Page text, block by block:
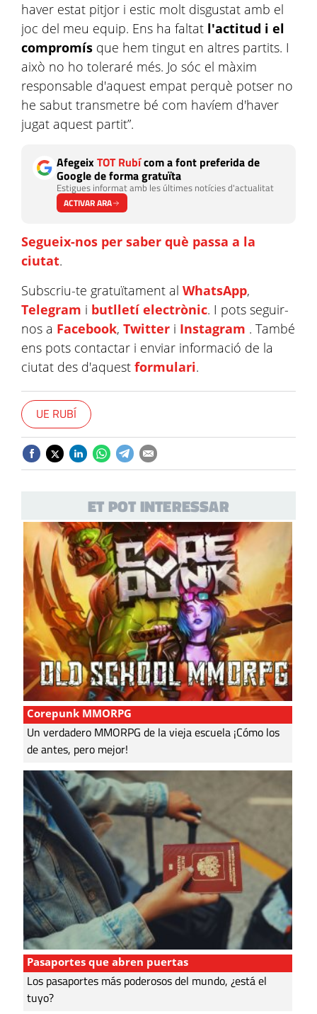
haver estat pitjor i estic molt disgustat amb el
joc del meu equip. Ens ha faltat l'actitud i el
compromís que hem tingut en altres partits. I
això no ho toleraré més. Jo sóc el màxim
responsable d'aquest empat perquè potser no
he sabut transmetre bé com havíem d'haver
jugat aquest partit”.
AfegeixTOT Rubícom a font preferida de
Google de forma gratuïta
Estigues informat amb les últimes notícies d'actualitat
ACTIVAR ARA
Segueix-nos per saber què passa a la
ciutat.
Subscriu-te gratuïtament al WhatsApp,
Telegram i butlletí electrònic. I pots seguir-
nos a Facebook, Twitter i Instagram . També
ens pots contactar i enviar informació de la
ciutat des d'aquest formulari.
UE RUBÍ
ET POT INTERESSAR
Corepunk MMORPG
Un verdadero MMORPG de la vieja escuela ¡Cómo los
de antes, pero mejor!
Pasaportes que abren puertas
Los pasaportes más poderosos del mundo, ¿está el
tuyo?